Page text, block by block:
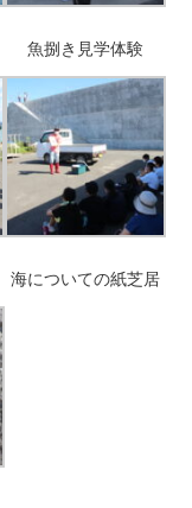
魚捌き見学体験
海についての紙芝居